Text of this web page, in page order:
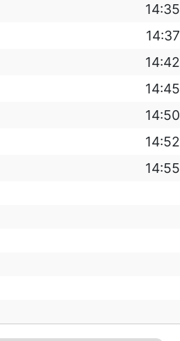
14:35
14:37
14:42
14:45
14:50
14:52
14:55